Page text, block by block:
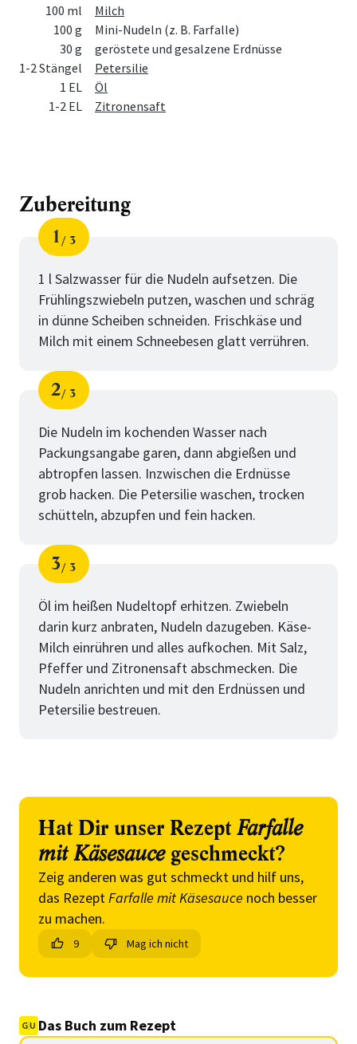
100 ml
Milch
100 g
Mini-Nudeln (z. B. Farfalle)
30 g
geröstete und gesalzene Erdnüsse
1-2 Stängel
Petersilie
1 EL
Öl
1-2 EL
Zitronensaft
Zubereitung
Schritt
1
von
3
1 l Salzwasser für die Nudeln aufsetzen. Die
Frühlingszwiebeln putzen, waschen und schräg
in dünne Scheiben schneiden. Frischkäse und
Milch mit einem Schneebesen glatt verrühren.
Schritt
2
von
3
Die Nudeln im kochenden Wasser nach
Packungsangabe garen, dann abgießen und
abtropfen lassen. Inzwischen die Erdnüsse
grob hacken. Die Petersilie waschen, trocken
schütteln, abzupfen und fein hacken.
Schritt
3
von
3
Öl im heißen Nudeltopf erhitzen. Zwiebeln
darin kurz anbraten, Nudeln dazugeben. Käse-
Milch einrühren und alles aufkochen. Mit Salz,
Pfeffer und Zitronensaft abschmecken. Die
Nudeln anrichten und mit den Erdnüssen und
Petersilie bestreuen.
Hat Dir unser Rezept Farfalle
mit Käsesaucegeschmeckt?
Zeig anderen was gut schmeckt und hilf uns,
das RezeptFarfalle mit Käsesauce noch besser
zu machen.
9 Mag ich nicht
Das Buch zum Rezept